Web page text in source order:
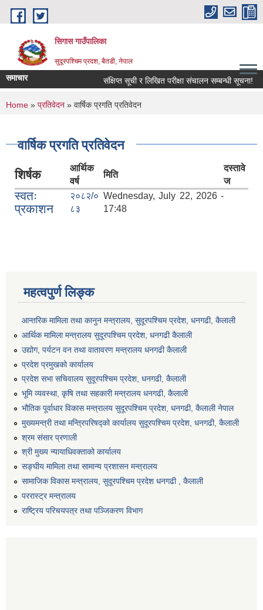
Skip to main content
सिगास गाउँपालिका
सुदूरपश्चिम प्रदश, बैतडी, नेपाल
समाचार संक्षिप्त सूची र लिखित परीक्षा संचालन सम्बन्धी सूचना!
You are here
Home » प्रतिवेदन » वार्षिक प्रगति प्रतिवेदन
वार्षिक प्रगति प्रतिवेदन
शिर्षक
आर्थिक
वर्ष
मिति
दस्तावे
ज
स्वतः
प्रकाशन
२०८२/०
८३
Wednesday, July 22, 2026 -
17:48
महत्वपुर्ण लिङ्क
आन्तरिक मामिला तथा कानुन मन्त्रालय, सुदूरपश्चिम प्रदेश, धनगढी, कैलाली
आर्थिक मामिला मन्त्रालय सुदूरपश्चिम प्रदेश, धनगढी कैलाली
उद्योग, पर्यटन वन तथा वातावरण मन्त्रालय धनगढी कैलाली
प्रदेश प्रमुखको कार्यालय
प्रदेश सभा सचिवालय सुदूरपश्‍चिम प्रदेश, धनगढी, कैलाली
भूमि व्यवस्था, कृषि तथा सहकारी मन्त्रालय धनगढी, कैलाली
भौतिक पूर्वाधार विकास मन्त्रालय सुदूरपश्चिम प्रदेश, धनगढी, कैलाली नेपाल
मुख्यमन्त्री तथा मन्त्रिपरिषद्को कार्यालय सुदूरपश्चिम प्रदेश, धनगढी, कैलाली
श्रम संसार प्रणाली
श्री मुख्य न्यायाधिवक्ताको कार्यालय
सङ्‍घीय मामिला तथा सामान्य प्रशासन मन्त्रालय
सामाजिक विकास मन्त्रालय, सुदूरपश्चिम प्रदेश धनगढी , कैलाली
पररास्ट्र मन्त्रालय
राष्ट्रिय परिचयपत्र तथा पञ्जिकरण विभाग